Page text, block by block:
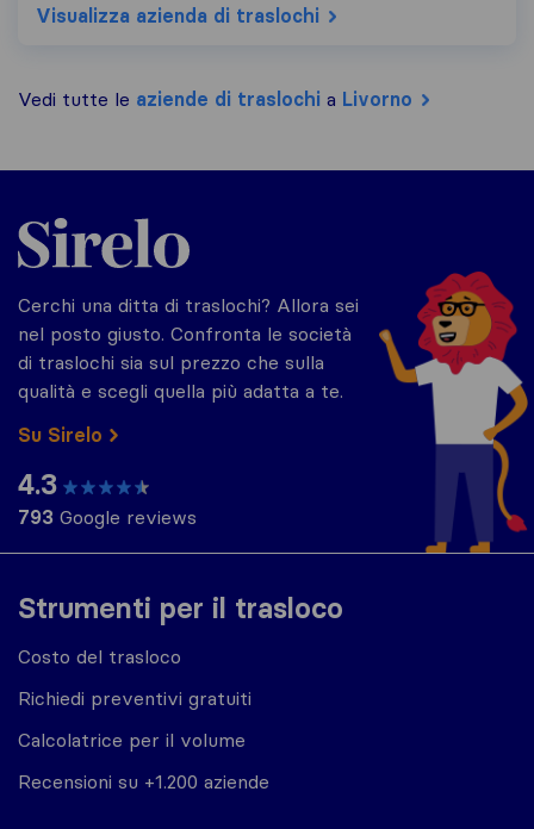
Visualizza azienda di traslochi
Vedi tutte le aziende di traslochi a Livorno
Strumenti per il trasloco
Costo del trasloco
Richiedi preventivi gratuiti
Calcolatrice per il volume
Recensioni su +1.200 aziende
Sirelo.it
Cerchi una ditta di traslochi? Allora sei
nel posto giusto. Confronta le società
di traslochi sia sul prezzo che sulla
qualità e scegli quella più adatta a te.
Su Sirelo
4.3
793 Google reviews